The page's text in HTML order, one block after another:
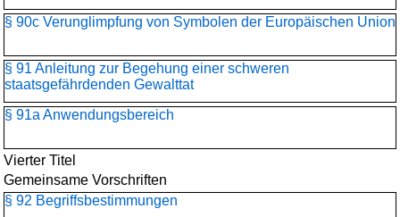
§ 90c Verunglimpfung von Symbolen der Europäischen Union
§ 91 Anleitung zur Begehung einer schweren
staatsgefährdenden Gewalttat
§ 91a Anwendungsbereich
Vierter Titel
Gemeinsame Vorschriften
§ 92 Begriffsbestimmungen